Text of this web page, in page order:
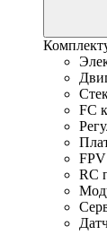
FC
RC